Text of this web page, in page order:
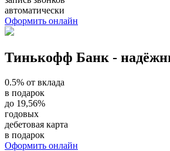
автоматически
Оформить онлайн
Тинькофф Банк -
0.5% от вклада
в подарок
до 19,56%
годовых
дебетовая карта
в подарок
Оформить онлайн